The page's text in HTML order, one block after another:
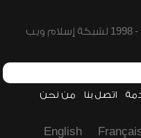
اتصل بنا من نحن
English